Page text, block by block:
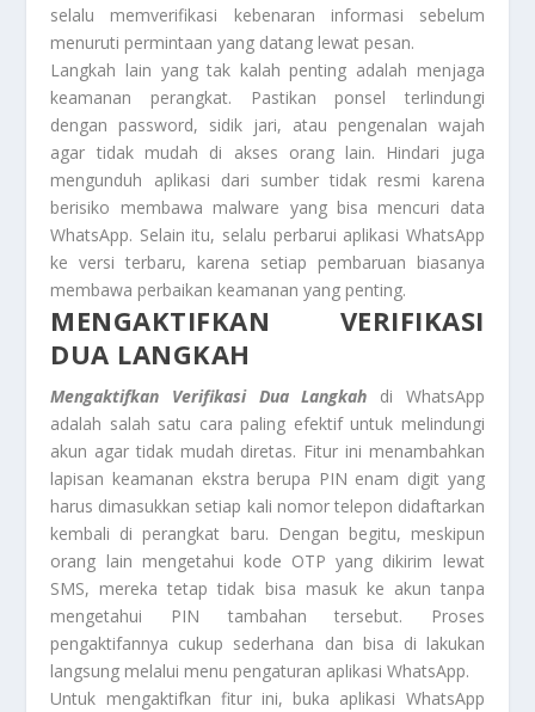
selalu memverifikasi kebenaran informasi sebelum
menuruti permintaan yang datang lewat pesan.
Langkah lain yang tak kalah penting adalah menjaga
keamanan perangkat. Pastikan ponsel terlindungi
dengan password, sidik jari, atau pengenalan wajah
agar tidak mudah di akses orang lain. Hindari juga
mengunduh aplikasi dari sumber tidak resmi karena
berisiko membawa malware yang bisa mencuri data
WhatsApp. Selain itu, selalu perbarui aplikasi WhatsApp
ke versi terbaru, karena setiap pembaruan biasanya
membawa perbaikan keamanan yang penting.
MENGAKTIFKAN VERIFIKASI
DUA LANGKAH
Mengaktifkan Verifikasi Dua Langkah di WhatsApp
adalah salah satu cara paling efektif untuk melindungi
akun agar tidak mudah diretas. Fitur ini menambahkan
lapisan keamanan ekstra berupa PIN enam digit yang
harus dimasukkan setiap kali nomor telepon didaftarkan
kembali di perangkat baru. Dengan begitu, meskipun
orang lain mengetahui kode OTP yang dikirim lewat
SMS, mereka tetap tidak bisa masuk ke akun tanpa
mengetahui PIN tambahan tersebut. Proses
pengaktifannya cukup sederhana dan bisa di lakukan
langsung melalui menu pengaturan aplikasi WhatsApp.
Untuk mengaktifkan fitur ini, buka aplikasi WhatsApp